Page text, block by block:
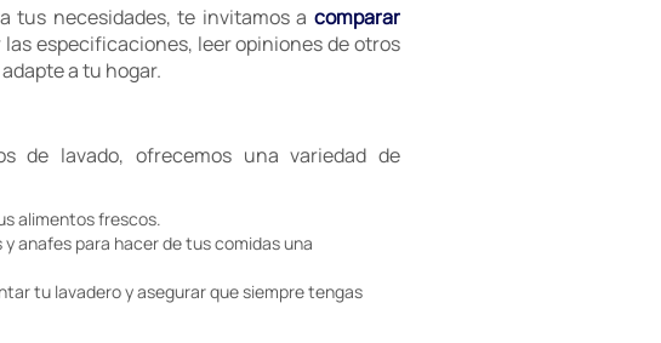
tus necesidades, te invitamos a comparar
especificaciones, leer opiniones de otros
a tu hogar.
de lavado, ofrecemos una variedad de
alimentos frescos.
anafes para hacer de tus comidas una
tu lavadero y asegurar que siempre tengas